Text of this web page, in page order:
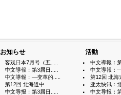
お知らせ
客观日本7月号（五.....
中文導報：第3届日.....
中文導報：—变革的.....
第12回 北海道中.....
中文导报：第3届日.....
活動
中文導報：
中文導報：
第12回 北海
亚太快讯：
中文导报：